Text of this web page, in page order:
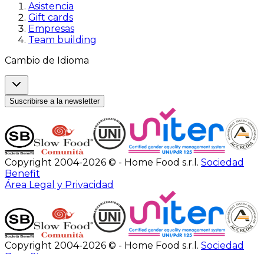
Asistencia
Gift cards
Empresas
Team building
Cambio de Idioma
Suscribirse a la newsletter
Copyright 2004-2026 © - Home Food s.r.l. Sociedad
Benefit
Área Legal y Privacidad
Copyright 2004-2026 © - Home Food s.r.l. Sociedad